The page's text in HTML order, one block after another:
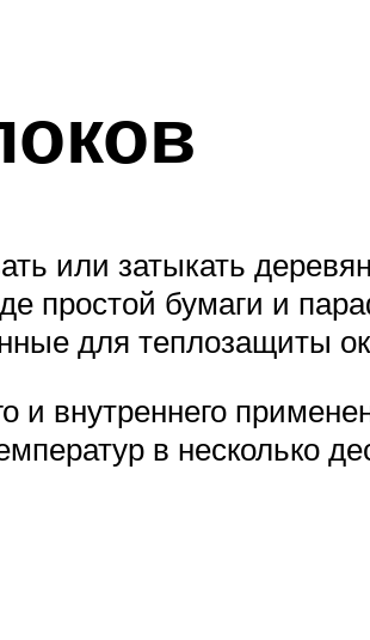
или затыкать
простой бумаги и
для теплозащиты
и внутреннего
в несколько